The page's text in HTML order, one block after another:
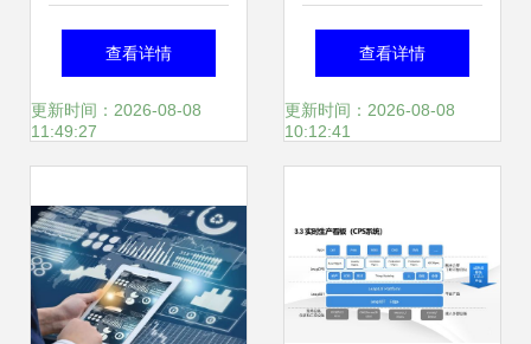
的信息化走向 信息
系统集成服务引领
查看详情
更新时间：2026-08-08
11:49:27
家企业荣膺省工业
互联网标杆工厂，
成转型关键
查看详情
更新时间：2026-08-08
10:12:41